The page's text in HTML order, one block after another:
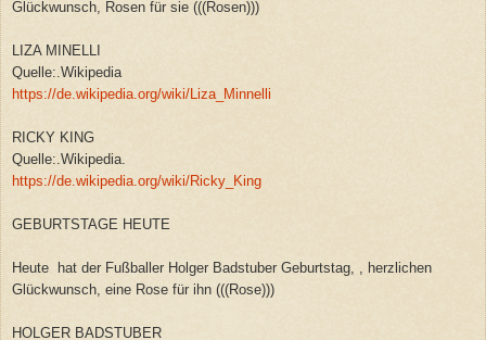
Glückwunsch, Rosen für sie (((Rosen)))
LIZA MINELLI
Quelle:.Wikipedia
https://de.wikipedia.org/wiki/Liza_Minnelli
RICKY KING
Quelle:.Wikipedia.
https://de.wikipedia.org/wiki/Ricky_King
GEBURTSTAGE HEUTE
Heute hat der Fußballer Holger Badstuber Geburtstag, , herzlichen
Glückwunsch, eine Rose für ihn (((Rose)))
HOLGER BADSTUBER